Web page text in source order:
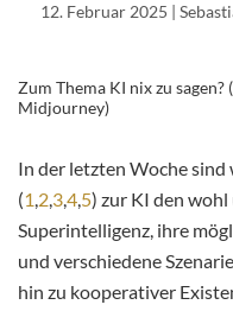
12. Februar 2025 |
Zum Thema KI nix zu
Midjourney)
In der letzten Woche
(1,2,3,4,5) zur KI den
Superintelligenz, ihre
und verschiedene
hin zu kooperativer